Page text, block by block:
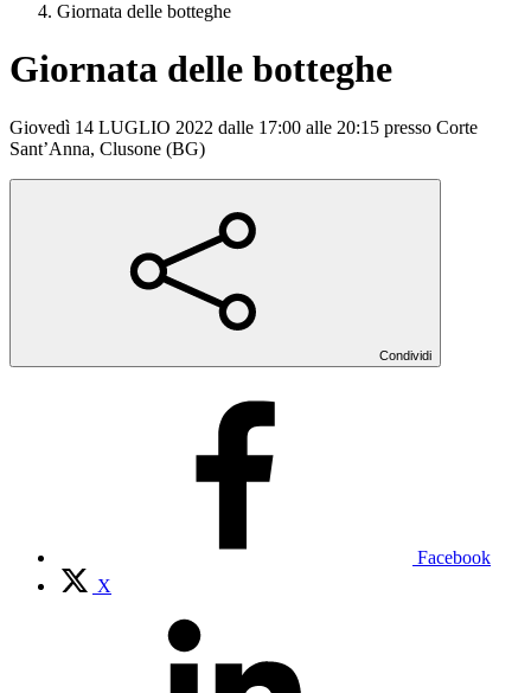
Giornata delle botteghe
Giornata delle botteghe
Giovedì 14 LUGLIO 2022 dalle 17:00 alle 20:15 presso Corte
Sant’Anna, Clusone (BG)
Condividi
Facebook
X